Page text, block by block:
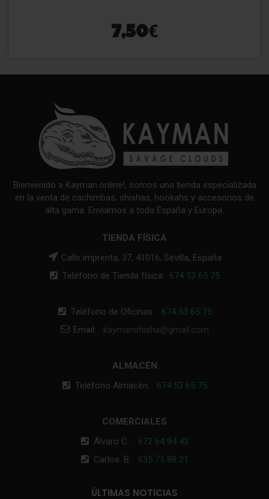
7,50€
Bienvenido a Kayman.online!, somos una tienda especializada
en la venta de cachimbas, shishas, hookahs y accesorios de
alta gama. Enviamos a toda España y Europa.
TIENDA FÍSICA
Calle imprenta, 37, 41016, Sevilla, España
Teléfono de Tienda física: 674 53 65 75
Teléfono de Oficinas: 674 53 65 75
Email: kaymanshisha@gmail.com
ALMACÉN
Teléfono Almacén: 674 53 65 75
COMERCIALES
Álvaro C.: 672 64 94 43
Carlos. B: 635 75 88 21
ÚLTIMAS NOTICIAS